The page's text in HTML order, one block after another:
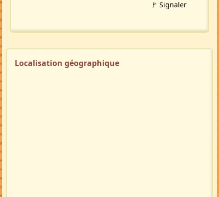
🚩 Signaler
Localisation géographique